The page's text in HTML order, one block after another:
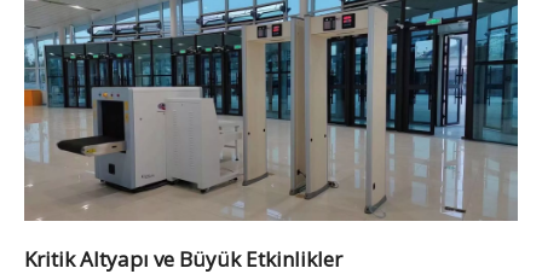
Kritik Altyapı ve Büyük Etkinlikler